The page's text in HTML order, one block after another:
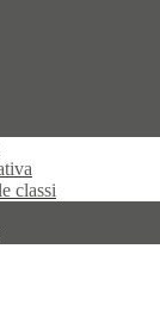
classi